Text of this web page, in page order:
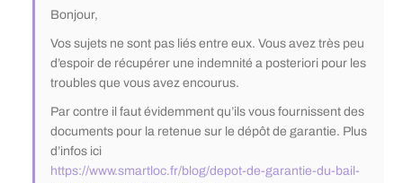
Bonjour,
Vos sujets ne sont pas liés entre eux. Vous avez très peu
d’espoir de récupérer une indemnité a posteriori pour les
troubles que vous avez encourus.
Par contre il faut évidemment qu’ils vous fournissent des
documents pour la retenue sur le dépôt de garantie. Plus
d’infos ici
https://www.smartloc.fr/blog/depot-de-garantie-du-bail-